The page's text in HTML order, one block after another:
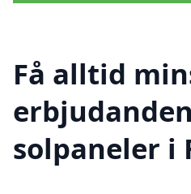
Få alltid
solpaneler i